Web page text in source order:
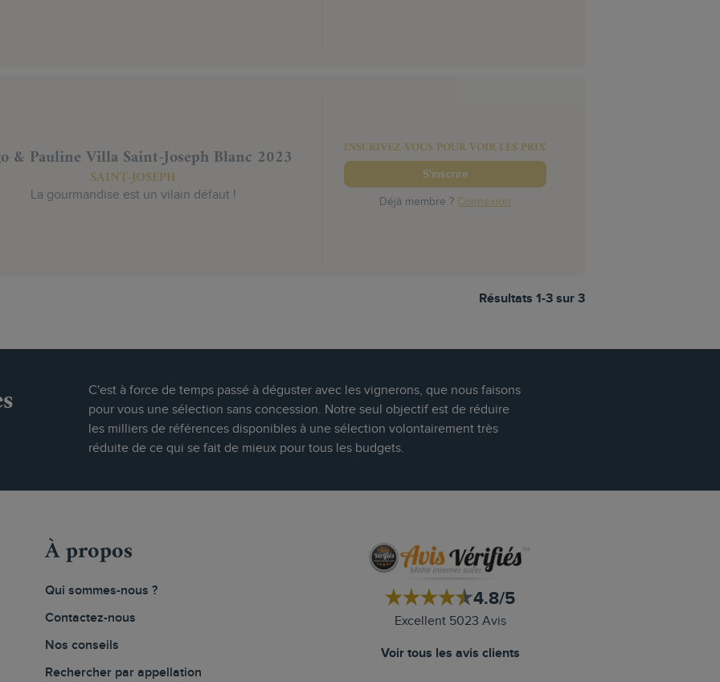
& Pauline Villa Saint-Joseph Blanc 2023
SAINT-JOSEPH
La gourmandise est un vilain défaut !
INSCRIVEZ-VOUS POUR VOIR LES PRIX
S'inscrire
Déjà membre ? Connexion
Résultats 1-3 sur 3
C'est à force de temps passé à déguster avec les vignerons, que nous faisons
pour vous une sélection sans concession. Notre seul objectif est de réduire
les milliers de références disponibles à une sélection volontairement très
réduite de ce qui se fait de mieux pour tous les budgets.
À propos
Qui sommes-nous ?
Contactez-nous
Nos conseils
Rechercher par appellation
4.8/5
Excellent 5023 Avis
Voir tous les avis clients